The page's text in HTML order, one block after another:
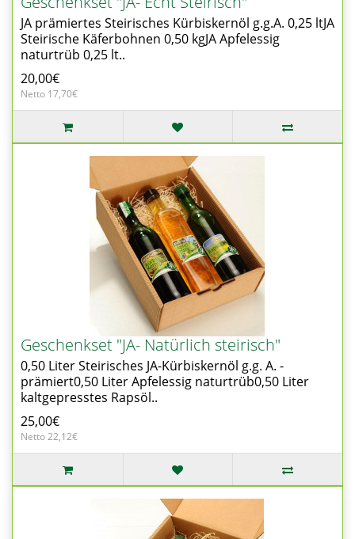
JA prämiertes Steirisches Kürbiskernöl g.g.A. 0,25 ltJA
Steirische Käferbohnen 0,50 kgJA Apfelessig
naturtrüb 0,25 lt..
20,00€
Netto 17,70€
Geschenkset "JA- Natürlich steirisch"
0,50 Liter Steirisches JA-Kürbiskernöl g.g. A. -
prämiert0,50 Liter Apfelessig naturtrüb0,50 Liter
kaltgepresstes Rapsöl..
25,00€
Netto 22,12€